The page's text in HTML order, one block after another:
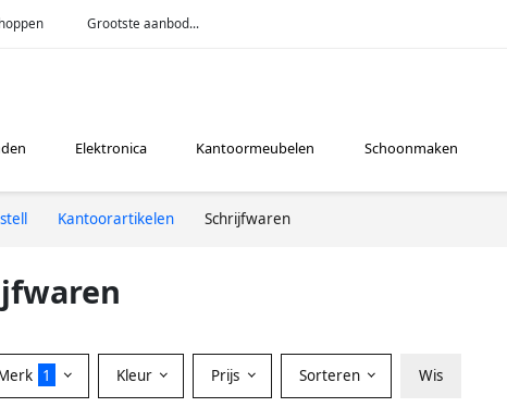
Grootste aanbod...
Elektronica Kantoormeubelen Schoonmaken
Kantoorartikelen Schrijfwaren
1 Kleur Prijs Sorteren Wis